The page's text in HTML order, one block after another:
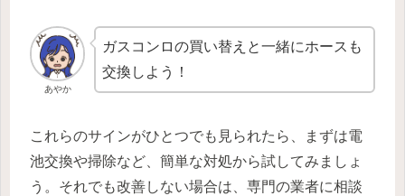
あやか
ガスコンロの買い替えと一緒にホースも
交換しよう！
これらのサインがひとつでも見られたら、まずは電
池交換や掃除など、簡単な対処から試してみましょ
う。それでも改善しない場合は、専門の業者に相談